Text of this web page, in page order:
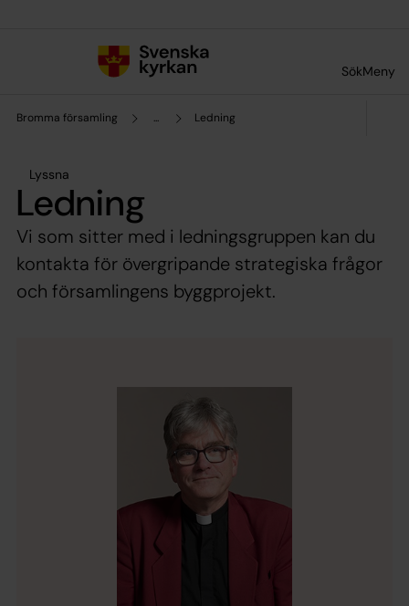
SökMeny
Bromma församling ... Ledning
Lyssna
Ledning
Vi som sitter med i ledningsgruppen kan du
kontakta för övergripande strategiska frågor
och församlingens byggprojekt.